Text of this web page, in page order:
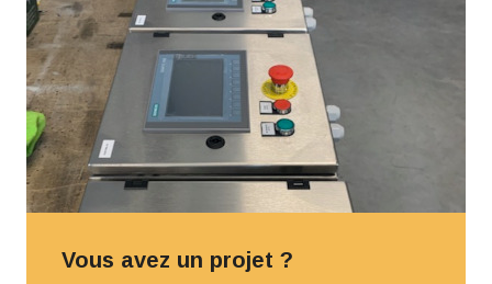
Vous avez un projet ?